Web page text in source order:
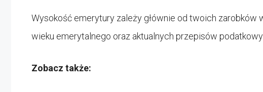
Wysokość emerytury zależy głównie od twoich zarobków
wieku emerytalnego oraz aktualnych przepisów
Zobacz także: